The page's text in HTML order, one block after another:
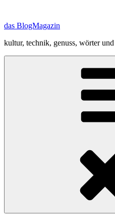
springen
das BlogMagazin
kultur, technik, genuss, wörter